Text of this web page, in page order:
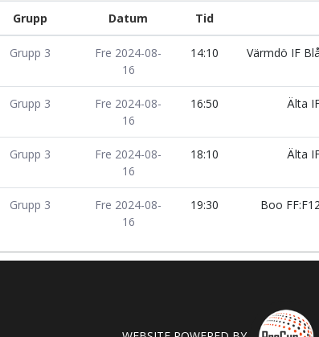
Grupp Datum Tid
Grupp 3
Fre 2024-08-
16
14:10 Värmdö IF
Grupp 3
Fre 2024-08-
16
16:50 Älta
Grupp 3
Fre 2024-08-
16
18:10 Älta
Grupp 3
Fre 2024-08-
16
19:30 Boo